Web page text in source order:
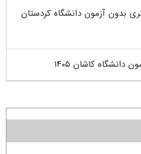
بدون آزمون دانشگاه کردستان
کاشان ۱۴۰۵